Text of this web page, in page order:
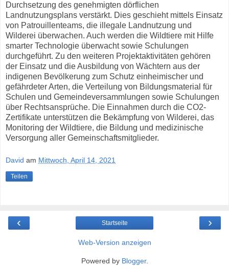
Durchsetzung des genehmigten dörflichen
Landnutzungsplans verstärkt. Dies geschieht mittels Einsatz
von Patrouillenteams, die illegale Landnutzung und
Wilderei überwachen. Auch werden die Wildtiere mit Hilfe
smarter Technologie überwacht sowie Schulungen
durchgeführt. Zu den weiteren Projektaktivitäten gehören
der Einsatz und die Ausbildung von Wächtern aus der
indigenen Bevölkerung zum Schutz einheimischer und
gefährdeter Arten, die Verteilung von Bildungsmaterial für
Schulen und Gemeindeversammlungen sowie Schulungen
über Rechtsansprüche. Die Einnahmen durch die CO2-
Zertifikate unterstützen die Bekämpfung von Wilderei, das
Monitoring der Wildtiere, die Bildung und medizinische
Versorgung aller Gemeinschaftsmitglieder.
David am Mittwoch, April 14, 2021
Teilen
‹ ›
Startseite
Web-Version anzeigen
Powered by Blogger.